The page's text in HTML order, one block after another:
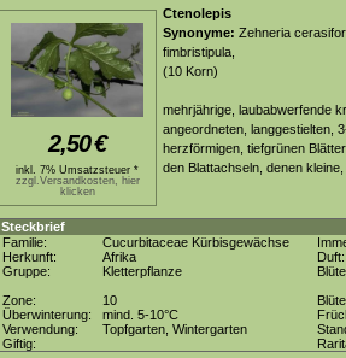
2,50€
inkl. 7% Umsatzsteuer *
zzgl.Versandkosten, hier
klicken
Ctenolepis
Synonyme: Zehneria
fimbristipula,
(10 Korn)
mehrjährige, laubabwerfende
angeordneten, langgestielten,
herzförmigen, tiefgrünen
den Blattachseln, denen
Steckbrief
Familie:
Cucurbitaceae Kürbisgewächse
Herkunft:
Afrika
Duft:
Gruppe:
Kletterpflanze
Zone:
10
Überwinterung:
mind. 5-10°C
Verwendung:
Topfgarten, Wintergarten
Giftig: